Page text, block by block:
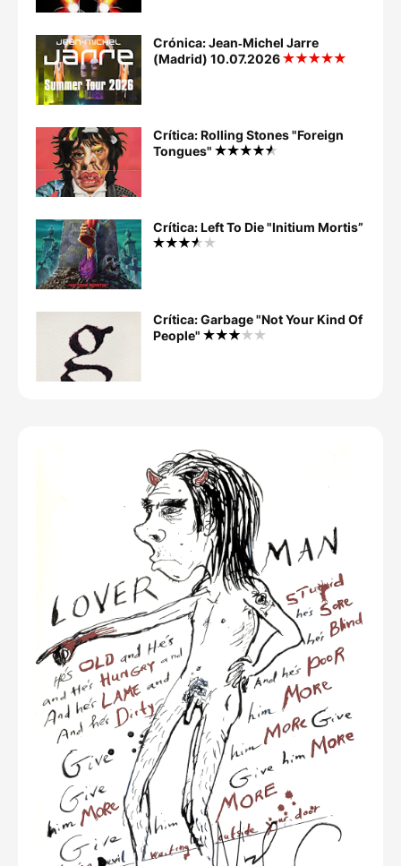
Crónica: Jean‐Michel Jarre
(Madrid) 10.07.2026
Crítica: Rolling Stones "Foreign
Tongues"
Crítica: Left To Die "Initium Mortis”
Crítica: Garbage "Not Your Kind Of
People"